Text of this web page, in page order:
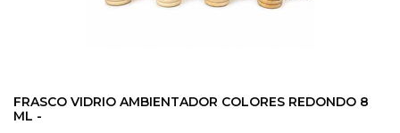
FRASCO VIDRIO AMBIENTADOR COLORES REDONDO 8
ML -